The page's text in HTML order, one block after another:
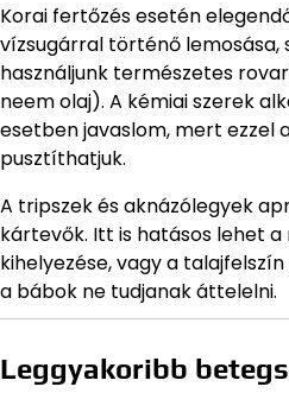
Korai fertőzés esetén
vízsugárral történő lemosása,
használjunk természetes
neem olaj). A kémiai szerek
esetben javaslom, mert ezzel
pusztíthatjuk.
A tripszek és aknázólegyek
kártevők. Itt is hatásos lehet
kihelyezése, vagy a
a bábok ne tudjanak áttelelni.
Leggyakoribb